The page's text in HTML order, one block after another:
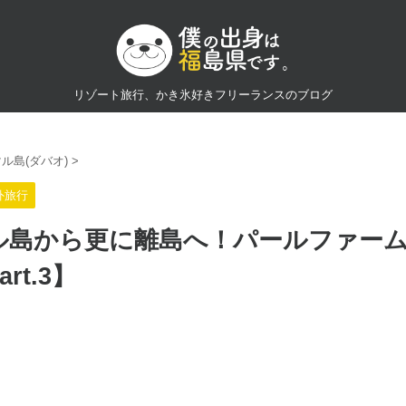
リゾート旅行、かき氷好きフリーランスのブログ
島(ダバオ) >
旅行
から更に離島へ！パールファー
】